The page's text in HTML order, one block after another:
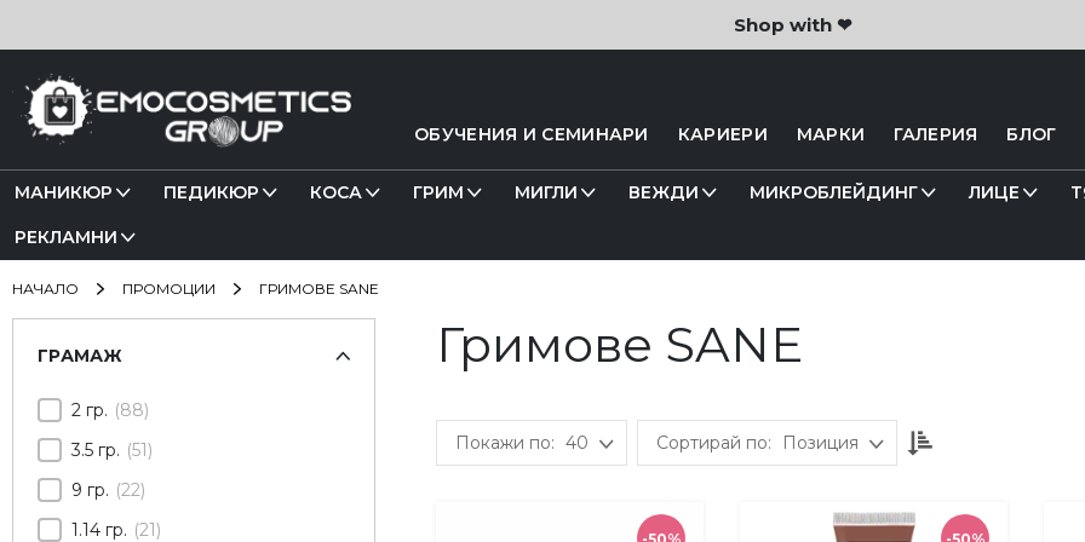
Shop with ❤
Прескачане
към
съдържанието
ОБУЧЕНИЯ И СЕМИНАРИ КАРИЕРИ МАРКИ ГАЛЕРИЯ БЛОГ
МАНИКЮР ПЕДИКЮР КОСА ГРИМ МИГЛИ ВЕЖДИ МИКРОБЛЕЙДИНГ ЛИЦЕ
РЕКЛАМНИ
НАЧАЛО ПРОМОЦИИ ГРИМОВЕ SANE
Гримове SANE
40 Позиция
Настрой
-50% -50%
поГРАМАЖ
2 гр.
88
3.5 гр.
51
9 гр.
22
1.14 гр.
21